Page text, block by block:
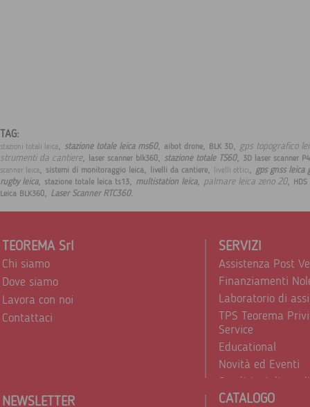
TAG:
stazioni totali leica, stazione totale leica ms60, aibot drone, BLK 3D, gps topografico
strumenti da cantiere, laser scanner blk360, stazione totale TS60, 3D laser scanner
scanner leica, sistemi di monitoraggio leica, livelli da cantiere, livelli ottici, gps gnss leica
rugby leica, stazione totale leica ts13, multistation leica, palmare leica zeno 20,
Leica BLK360, Laser Scanner RTC360.
TEOREMA Srl
Chi siamo
Dove siamo
Lavora con noi
Contattaci
SERVIZI
Assistenza Post
Finanziamenti
Laboratorio di
TPS Teorema
Service
Educational
Novità ed Eventi
Condizioni di
Trattamento dei
NEWSLETTER CATALOGO